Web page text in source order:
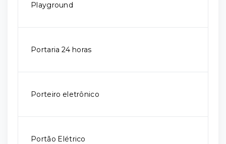
Playground
Portaria 24 horas
Porteiro eletrônico
Portão Elétrico